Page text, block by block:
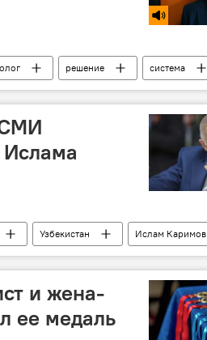
решение
система
СМИ
Ислама
Узбекистан
Ислам Каримов
и жена-
ее медаль